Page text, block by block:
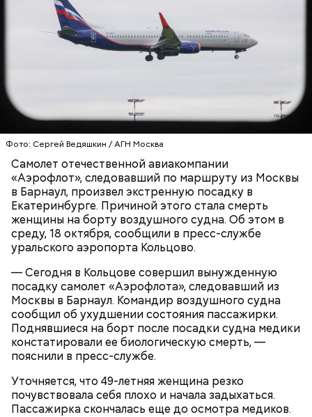
Фото: Сергей Ведяшкин / АГН Москва
Самолет отечественной авиакомпании
«Аэрофлот», следовавший по маршруту из Москвы
в Барнаул, произвел экстренную посадку в
Екатеринбурге. Причиной этого стала смерть
женщины на борту воздушного судна. Об этом в
среду, 18 октября, сообщили в пресс-службе
уральского аэропорта Кольцово.
— Сегодня в Кольцове совершил вынужденную
посадку самолет «Аэрофлота», следовавший из
Москвы в Барнаул. Командир воздушного судна
сообщил об ухудшении состояния пассажирки.
Поднявшиеся на борт после посадки судна медики
констатировали ее биологическую смерть, —
пояснили в пресс-службе.
Уточняется, что 49-летняя женщина резко
почувствовала себя плохо и начала задыхаться.
Пассажирка скончалась еще до осмотра медиков.
Оценила малыша в тысячу
долларов: как мать попыталась
продать младенца в Москве
Анонимный источник «Вечерней Москвы»
подчеркнул, что у Логиновой было несколько
квартир, а также у нее была возможность
оплачивать услуги няни.
— Все дети содержались в нормальных условиях.
При этом женщина часто уезжала из дома и
занималась своими делами. С детьми неотлучно
Шестеро жительниц Кабардино-
Балкарии продавали
несовершеннолетних в секс-
рабство в Бахрейн
Трамп, Путин и Жириновский: о
чем говорится в новых файлах по
делу Эпштейна
СБУ предложила вознаграждение в размере 1,5
миллиона рублей за каждое убийство.
Калашникова для реализации покушения, его уже
ждали российские спецслужбы.